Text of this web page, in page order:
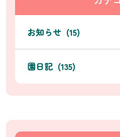
お知らせ (15)
園日記 (135)